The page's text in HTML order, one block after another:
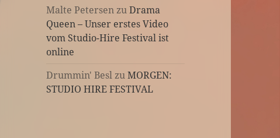
Malte PetersenzuDrama
Queen – Unser erstes Video
vom Studio-Hire Festival ist
online
Drummin' BeslzuMORGEN:
STUDIO HIRE FESTIVAL